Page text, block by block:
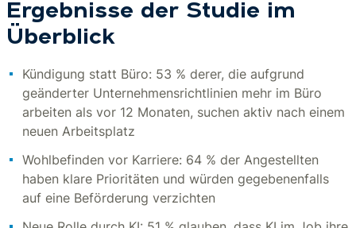
Ergebnisse der Studie im
Überblick
Kündigung statt Büro: 53 % derer, die aufgrund
geänderter Unternehmensrichtlinien mehr im Büro
arbeiten als vor 12 Monaten, suchen aktiv nach einem
neuen Arbeitsplatz
Wohlbefinden vor Karriere: 64 % der Angestellten
haben klare Prioritäten und würden gegebenenfalls
auf eine Beförderung verzichten